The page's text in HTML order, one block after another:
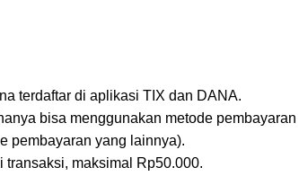
terdaftar di aplikasi TIX dan DANA.
bisa menggunakan metode pembayaran
pembayaran yang lainnya).
maksimal Rp50.000.